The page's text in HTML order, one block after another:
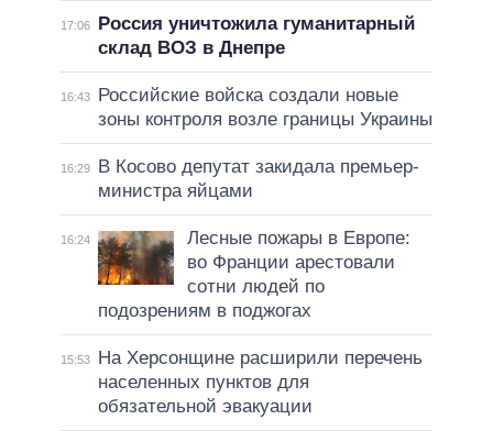
17:06
Россия уничтожила гуманитарный
склад ВОЗ в Днепре
16:43
Российские войска создали новые
зоны контроля возле границы Украины
16:29
В Косово депутат закидала премьер-
министра яйцами
16:24
Лесные пожары в Европе:
во Франции арестовали
сотни людей по
подозрениям в поджогах
15:53
На Херсонщине расширили перечень
населенных пунктов для
обязательной эвакуации